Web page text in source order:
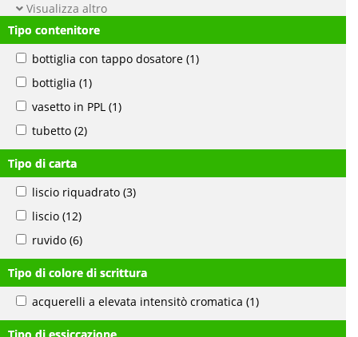
Visualizza altro
Tipo contenitore
bottiglia con tappo dosatore (1)
bottiglia (1)
vasetto in PPL (1)
tubetto (2)
Tipo di carta
liscio riquadrato (3)
liscio (12)
ruvido (6)
Tipo di colore di scrittura
acquerelli a elevata intensitò cromatica (1)